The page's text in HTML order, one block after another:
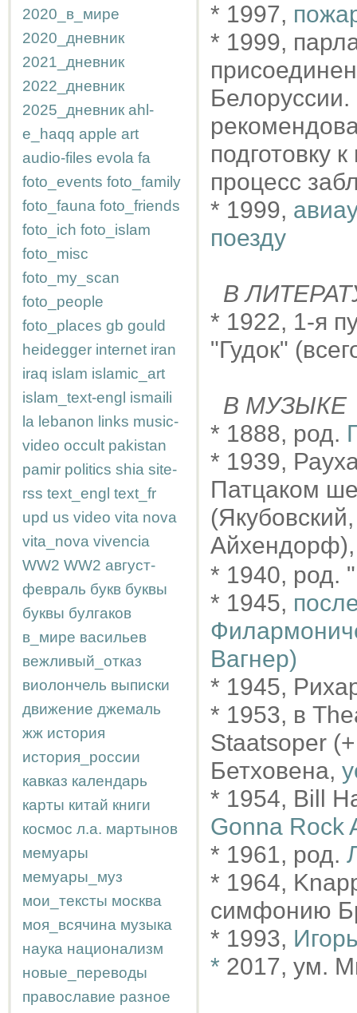
2020_в_мире
2020_дневник
2021_дневник
2022_дневник
2025_дневник ahl-
e_haqq apple art
audio-files evola fa
foto_events foto_family
foto_fauna foto_friends
foto_ich foto_islam
foto_misc
foto_my_scan
foto_people
foto_places gb gould
heidegger internet iran
iraq islam islamic_art
islam_text-engl ismaili
la lebanon links music-
video occult pakistan
pamir politics shia site-
rss text_engl text_fr
upd us video vita nova
vita_nova vivencia
WW2 WW2 август-
февраль букв буквы
буквы булгаков
в_мире васильев
вежливый_отказ
виолончель выписки
движение джемаль
жж история
история_россии
кавказ календарь
карты китай книги
космос л.а. мартынов
мемуары
мемуары_муз
мои_тексты москва
моя_всячина музыка
наука национализм
новые_переводы
православие разное
* 1997,
* 1999,
подготовку
процесс
* 1999,
поезду
В
* 1922, 1-я
"Гудок"
В МУЗЫКЕ
* 1888, род.
* 1939,
Патцаком
* 1940, род.
* 1945,
Вагнер)
* 1945,
* 1953, в
Staatsoper
Бетховена,
* 1954, Bill
Gonna Rock
* 1961, род.
* 1964,
симфонию
* 1993,
* 2017, ум.